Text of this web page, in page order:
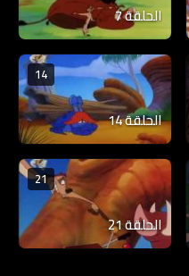
الحلقة 7
14
الحلقة 14
21
الحلقة 21